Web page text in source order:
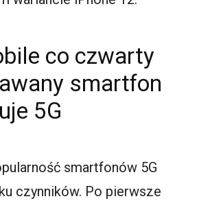
co czwarty
smartfon
5G
smartfonów 5G
czynników. Po pierwsze